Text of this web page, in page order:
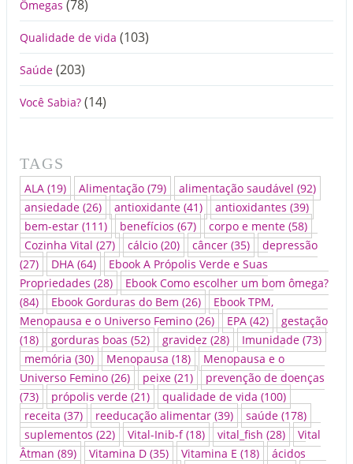
Ômegas (78)
Qualidade de vida (103)
Saúde (203)
Você Sabia? (14)
TAGS
ALA (19) Alimentação (79) alimentação saudável (92)
ansiedade (26) antioxidante (41) antioxidantes (39)
bem-estar (111) benefícios (67) corpo e mente (58)
Cozinha Vital (27) cálcio (20) câncer (35)
depressão
(27)
DHA (64)
Ebook A Própolis Verde e Suas
Propriedades (28)
Ebook Como escolher um bom ômega?
(84)
Ebook Gorduras do Bem (26)
Ebook TPM,
Menopausa e o Universo Femino (26) EPA (42)
gestação
(18)
gorduras boas (52) gravidez (28) Imunidade (73)
memória (30) Menopausa (18)
Menopausa e o
Universo Femino (26) peixe (21)
prevenção de doenças
(73)
própolis verde (21) qualidade de vida (100)
receita (37) reeducação alimentar (39) saúde (178)
suplementos (22) Vital-Inib-f(18) vital_fish (28)
Vital
Âtman (89) Vitamina D (35) Vitamina E (18)
ácidos